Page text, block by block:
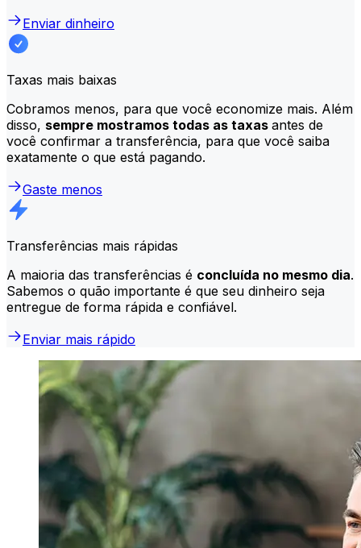
Enviar dinheiro
Taxas mais baixas
Cobramos menos, para que você economize mais. Além
disso, sempre mostramos todas as taxas antes de
você confirmar a transferência, para que você saiba
exatamente o que está pagando.
Gaste menos
Transferências mais rápidas
A maioria das transferências é concluída no mesmo dia.
Sabemos o quão importante é que seu dinheiro seja
entregue de forma rápida e confiável.
Enviar mais rápido